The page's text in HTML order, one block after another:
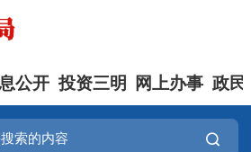
公开 投资三明 网上办事 政民